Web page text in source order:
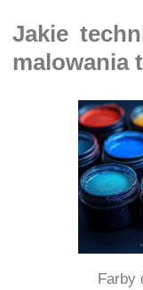
Jakie
malowania
Farby